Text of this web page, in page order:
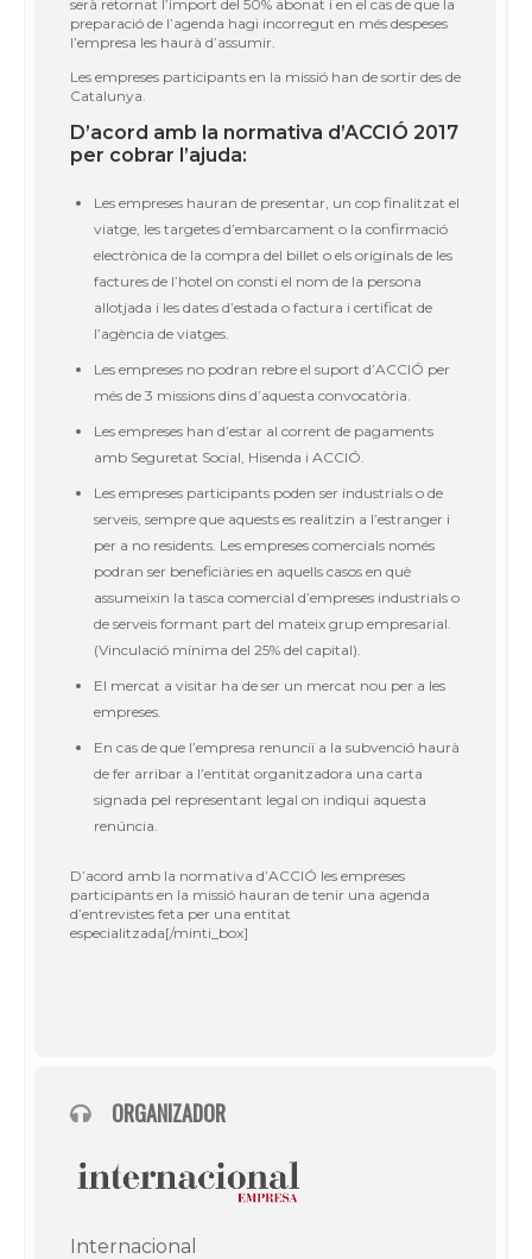
serà retornat l’import del 50% abonat i en el cas de que la
preparació de l’agenda hagi incorregut en més despeses
l’empresa les haurà d’assumir.
Les empreses participants en la missió han de sortir des de
Catalunya.
D’acord amb la normativa d’ACCIÓ 2017
per cobrar l’ajuda:
Les empreses hauran de presentar, un cop finalitzat el
viatge, les targetes d’embarcament o la confirmació
electrònica de la compra del billet o els originals de les
factures de l’hotel on consti el nom de la persona
allotjada i les dates d’estada o factura i certificat de
l’agència de viatges.
Les empreses no podran rebre el suport d’ACCIÓ per
més de 3 missions dins d’aquesta convocatòria.
Les empreses han d’estar al corrent de pagaments
amb Seguretat Social, Hisenda i ACCIÓ.
Les empreses participants poden ser industrials o de
serveis, sempre que aquests es realitzin a l’estranger i
per a no residents. Les empreses comercials només
podran ser beneficiàries en aquells casos en què
assumeixin la tasca comercial d’empreses industrials o
de serveis formant part del mateix grup empresarial.
(Vinculació mínima del 25% del capital).
El mercat a visitar ha de ser un mercat nou per a les
empreses.
En cas de que l’empresa renunciï a la subvenció haurà
de fer arribar a l’entitat organitzadora una carta
signada pel representant legal on indiqui aquesta
renúncia.
D’acord amb la normativa d’ACCIÓ les empreses
participants en la missió hauran de tenir una agenda
d’entrevistes feta per una entitat
especialitzada[/minti_box]
ORGANIZADOR
Internacional